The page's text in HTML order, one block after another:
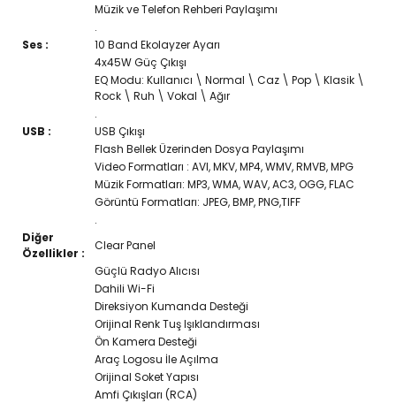
Müzik ve Telefon Rehberi Paylaşımı
.
Ses :
10 Band Ekolayzer Ayarı
4x45W Güç Çıkışı
EQ Modu: Kullanıcı \ Normal \ Caz \ Pop \ Klasik \
Rock \ Ruh \ Vokal \ Ağır
.
USB :
USB Çıkışı
Flash Bellek Üzerinden Dosya Paylaşımı
Video Formatları : AVI, MKV, MP4, WMV, RMVB, MPG
Müzik Formatları: MP3, WMA, WAV, AC3, OGG, FLAC
Görüntü Formatları: JPEG, BMP, PNG,TIFF
.
Diğer
Özellikler :
Clear Panel
Güçlü Radyo Alıcısı
Dahili Wi-Fi
Direksiyon Kumanda Desteği
Orijinal Renk Tuş Işıklandırması
Ön Kamera Desteği
Araç Logosu İle Açılma
Orijinal Soket Yapısı
Amfi Çıkışları (RCA)